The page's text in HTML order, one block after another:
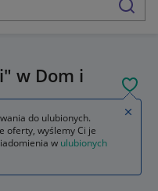
szukaj
w Dom i
wyszukiwania
do ulubionych.
oferty, wyślemy Ci je
w ulubionych